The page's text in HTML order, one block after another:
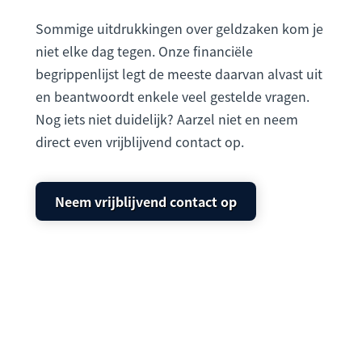
Sommige uitdrukkingen over geldzaken kom je
niet elke dag tegen. Onze financiële
begrippenlijst legt de meeste daarvan alvast uit
en beantwoordt enkele veel gestelde vragen.
Nog iets niet duidelijk? Aarzel niet en neem
direct even vrijblijvend contact op.
Neem vrijblijvend contact op